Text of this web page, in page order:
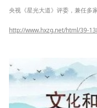
央视《星光大道》评委，兼任多
http://www.hxzg.net/html/39-